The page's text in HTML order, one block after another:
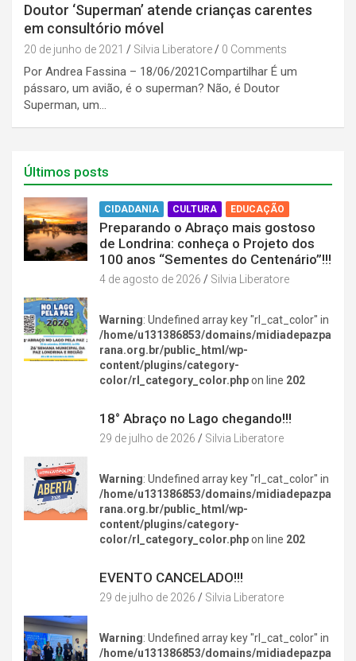
Doutor ‘Superman’ atende crianças carentes
em consultório móvel
20 de junho de 2021 Silvia Liberatore 0 Comments
Por Andrea Fassina – 18/06/2021Compartilhar É um
pássaro, um avião, é o superman? Não, é Doutor
Superman, um…
Últimos posts
CIDADANIA CULTURA EDUCAÇÃO
Preparando o Abraço mais gostoso
de Londrina: conheça o Projeto dos
100 anos “Sementes do Centenário”!!!
4 de agosto de 2026 Silvia Liberatore
Warning: Undefined array key "rl_cat_color" in
/home/u131386853/domains/midiadepazpa
rana.org.br/public_html/wp-
content/plugins/category-
color/rl_category_color.phpon line 202
18° Abraço no Lago chegando!!!
29 de julho de 2026 Silvia Liberatore
Warning: Undefined array key "rl_cat_color" in
/home/u131386853/domains/midiadepazpa
rana.org.br/public_html/wp-
content/plugins/category-
color/rl_category_color.phpon line 202
EVENTO CANCELADO!!!
29 de julho de 2026 Silvia Liberatore
Warning: Undefined array key "rl_cat_color" in
/home/u131386853/domains/midiadepazpa